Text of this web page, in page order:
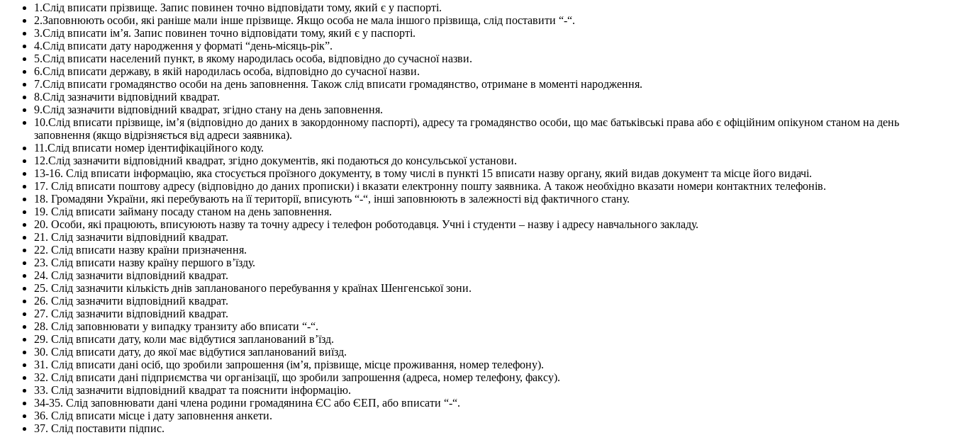
1.Слід вписати прізвище. Запис повинен точно відповідати тому, який є у паспорті.
2.Заповнюють особи, які раніше мали інше прізвище. Якщо особа не мала іншого прізвища, слід поставити “-“.
3.Слід вписати ім’я. Запис повинен точно відповідати тому, який є у паспорті.
4.Слід вписати дату народження у форматі “день-місяць-рік”.
5.Слід вписати населений пункт, в якому народилась особа, відповідно до сучасної назви.
6.Слід вписати державу, в якій народилась особа, відповідно до сучасної назви.
7.Слід вписати громадянство особи на день заповнення. Також слід вписати громадянство, отримане в моменті народження.
8.Слід зазначити відповідний квадрат.
9.Слід зазначити відповідний квадрат, згідно стану на день заповнення.
10.Слід вписати прізвище, ім’я (відповідно до даних в закордонному паспорті), адресу та громадянство особи, що має батьківські права або є офіційним опікуном станом на день
заповнення (якщо відрізняється від адреси заявника).
11.Слід вписати номер ідентифікаційного коду.
12.Слід зазначити відповідний квадрат, згідно документів, які подаються до консульської установи.
13-16. Слід вписати інформацію, яка стосується проїзного документу, в тому числі в пункті 15 вписати назву органу, який видав документ та місце його видачі.
17. Слід вписати поштову адресу (відповідно до даних прописки) і вказати електронну пошту заявника. А також необхідно вказати номери контактних телефонів.
18. Громадяни України, які перебувають на її території, вписують “-“, інші заповнюють в залежності від фактичного стану.
19. Слід вписати займану посаду станом на день заповнення.
20. Особи, які працюють, вписуюють назву та точну адресу і телефон роботодавця. Учні і студенти – назву і адресу навчального закладу.
21. Слід зазначити відповідний квадрат.
22. Слід вписати назву країни призначення.
23. Слід вписати назву країну першого в’їзду.
24. Слід зазначити відповідний квадрат.
25. Слід зазначити кількість днів запланованого перебування у країнах Шенгенської зони.
26. Слід зазначити відповідний квадрат.
27. Слід зазначити відповідний квадрат.
28. Слід заповнювати у випадку транзиту або вписати “-“.
29. Слід вписати дату, коли має відбутися запланований в’їзд.
30. Слід вписати дату, до якої має відбутися запланований виїзд.
31. Слід вписати дані осіб, що зробили запрошення (ім’я, прізвище, місце проживання, номер телефону).
32. Слід вписати дані підприємства чи організації, що зробили запрошення (адреса, номер телефону, факсу).
33. Слід зазначити відповідний квадрат та пояснити інформацію.
34-35. Слід заповнювати дані члена родини громадянина ЄС або ЄЕП, або вписати “-“.
36. Слід вписати місце і дату заповнення анкети.
37. Слід поставити підпис.